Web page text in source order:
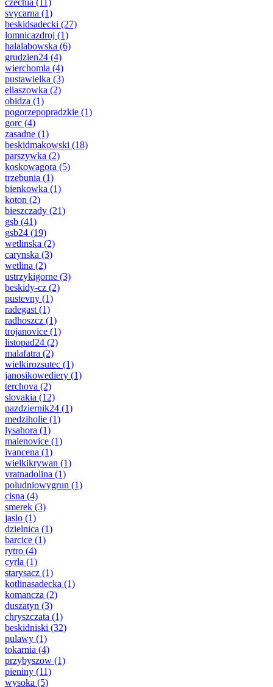
czechia (11)
svycarna (1)
beskidsadecki (27)
lomnicazdroj (1)
halalabowska (6)
grudzien24 (4)
wierchomla (4)
pustawielka (3)
eliaszowka (2)
obidza (1)
pogorzepopradzkie (1)
gorc (4)
zasadne (1)
beskidmakowski (18)
parszywka (2)
koskowagora (5)
trzebunia (1)
bienkowka (1)
koton (2)
bieszczady (21)
gsb (41)
gsb24 (19)
wetlinska (2)
carynska (3)
wetlina (2)
ustrzykigorne (3)
beskidy-cz (2)
pustevny (1)
radegast (1)
radhoszcz (1)
trojanovice (1)
listopad24 (2)
malafatra (2)
wielkirozsutec (1)
janosikowediery (1)
terchova (2)
slovakia (12)
pazdziernik24 (1)
medziholie (1)
lysahora (1)
malenovice (1)
ivancena (1)
wielkikrywan (1)
vratnadolina (1)
poludniowygrun (1)
cisna (4)
smerek (3)
jaslo (1)
dzielnica (1)
barcice (1)
rytro (4)
cyrla (1)
starysacz (1)
kotlinasadecka (1)
komancza (2)
duszatyn (3)
chryszczata (1)
beskidniski (32)
pulawy (1)
tokarnia (4)
przybyszow (1)
pieniny (11)
wysoka (5)